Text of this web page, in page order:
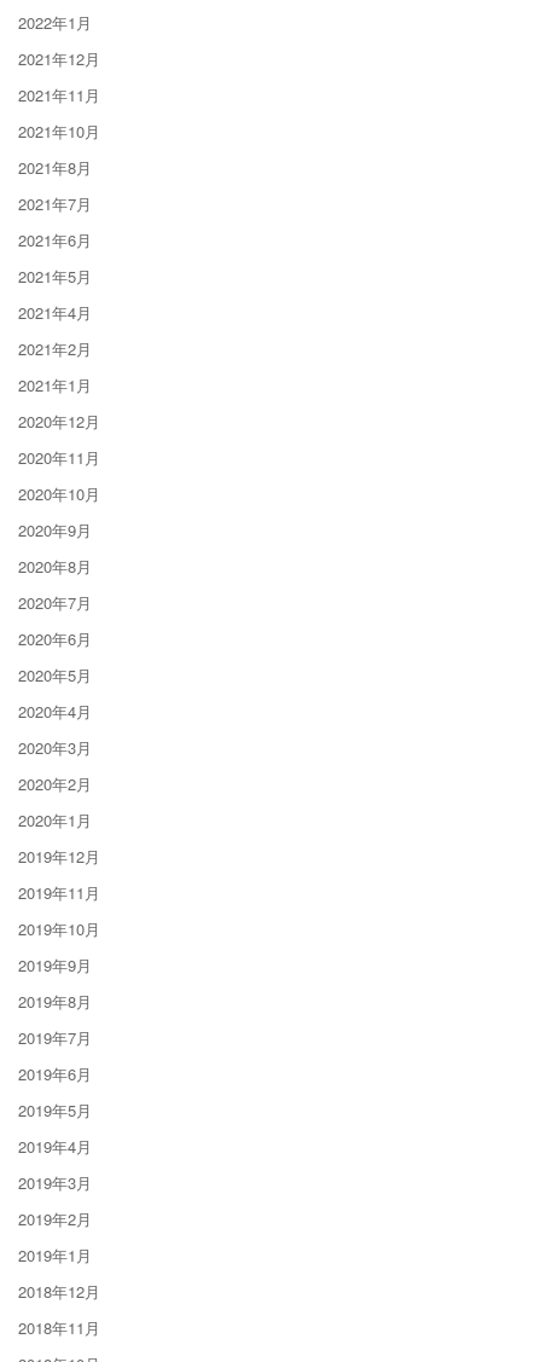
2022年1月
2021年12月
2021年11月
2021年10月
2021年8月
2021年7月
2021年6月
2021年5月
2021年4月
2021年2月
2021年1月
2020年12月
2020年11月
2020年10月
2020年9月
2020年8月
2020年7月
2020年6月
2020年5月
2020年4月
2020年3月
2020年2月
2020年1月
2019年12月
2019年11月
2019年10月
2019年9月
2019年8月
2019年7月
2019年6月
2019年5月
2019年4月
2019年3月
2019年2月
2019年1月
2018年12月
2018年11月